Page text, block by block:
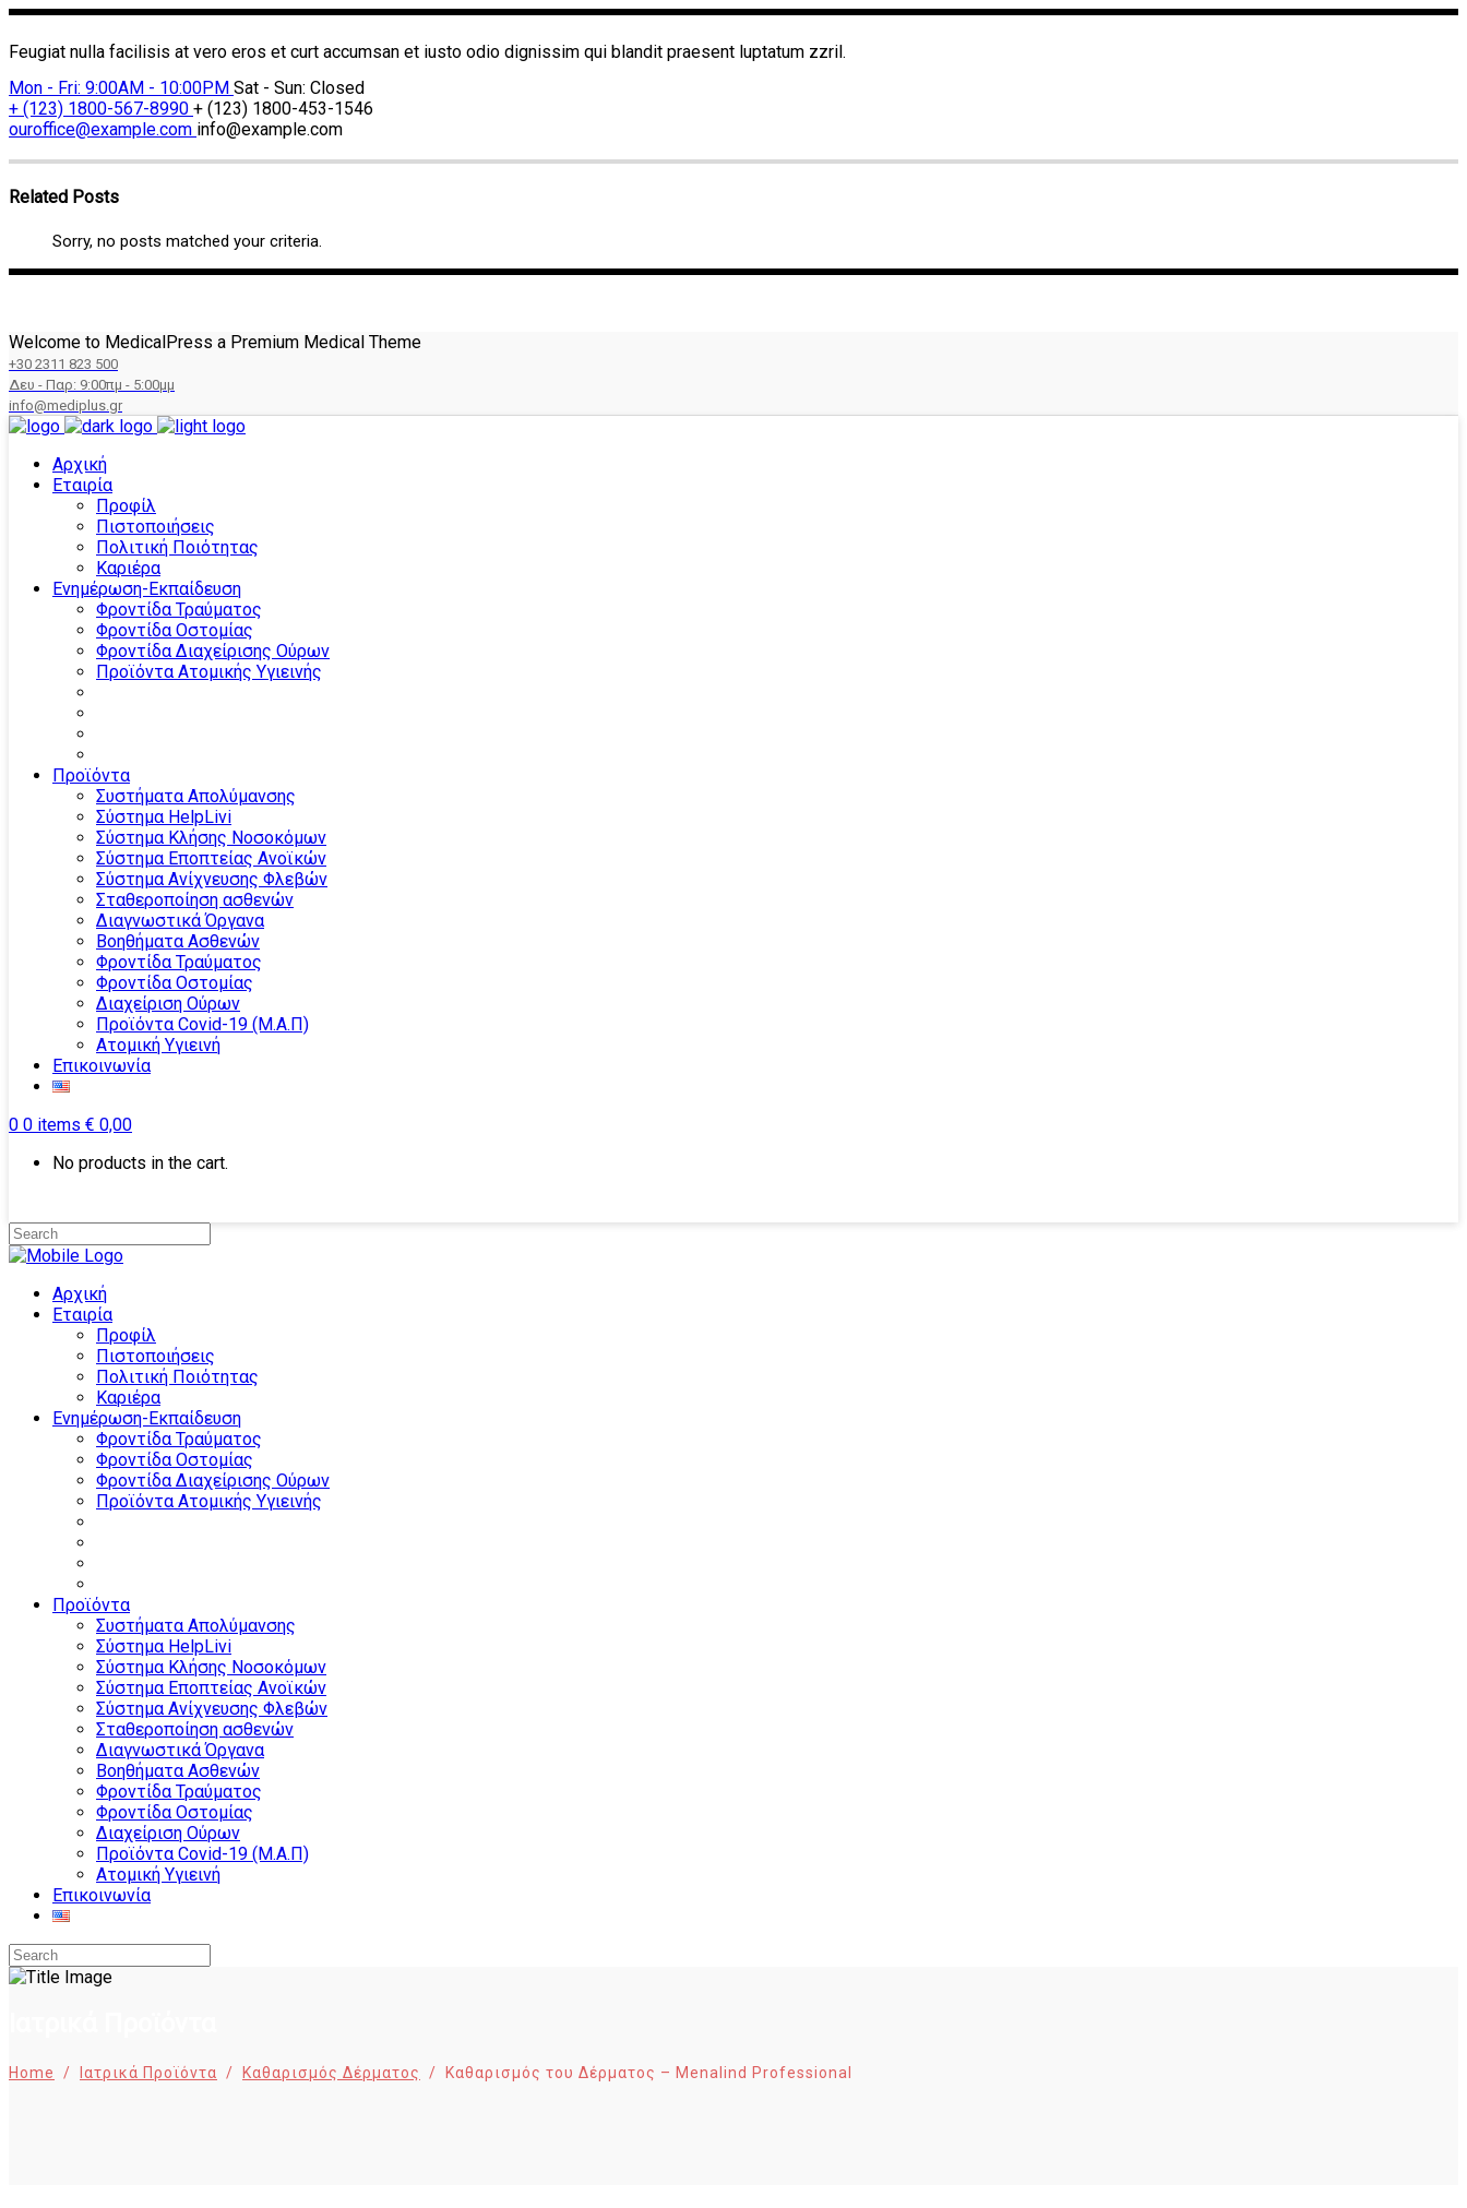
Feugiat nulla facilisis at vero eros et curt accumsan et iusto odio dignissim qui blandit praesent luptatum zzril.
Mon - Fri: 9:00AM - 10:00PM Sat - Sun: Closed
+ (123) 1800-567-8990 + (123) 1800-453-1546
ouroffice@example.com info@example.com
Related Posts
Sorry, no posts matched your criteria.
Welcome to MedicalPress a Premium Medical Theme
+30 2311 823 500
Δευ - Παρ: 9:00πμ - 5:00μμ
info@mediplus.gr
Αρχική
Εταιρία
Προφίλ
Πιστοποιήσεις
Πολιτική Ποιότητας
Καριέρα
Ενημέρωση-Εκπαίδευση
Φροντίδα Τραύματος
Φροντίδα Οστομίας
Φροντίδα Διαχείρισης Ούρων
Προϊόντα Ατομικής Υγιεινής
Προϊόντα
Συστήματα Απολύμανσης
Σύστημα HelpLivi
Σύστημα Κλήσης Νοσοκόμων
Σύστημα Εποπτείας Ανοϊκών
Σύστημα Ανίχνευσης Φλεβών
Σταθεροποίηση ασθενών
Διαγνωστικά Όργανα
Βοηθήματα Ασθενών
Φροντίδα Τραύματος
Φροντίδα Οστομίας
Διαχείριση Ούρων
Προϊόντα Covid-19 (Μ.Α.Π)
Ατομική Υγιεινή
Επικοινωνία
0 0 items € 0,00
No products in the cart.
Αρχική
Εταιρία
Προφίλ
Πιστοποιήσεις
Πολιτική Ποιότητας
Καριέρα
Ενημέρωση-Εκπαίδευση
Φροντίδα Τραύματος
Φροντίδα Οστομίας
Φροντίδα Διαχείρισης Ούρων
Προϊόντα Ατομικής Υγιεινής
Προϊόντα
Συστήματα Απολύμανσης
Σύστημα HelpLivi
Σύστημα Κλήσης Νοσοκόμων
Σύστημα Εποπτείας Ανοϊκών
Σύστημα Ανίχνευσης Φλεβών
Σταθεροποίηση ασθενών
Διαγνωστικά Όργανα
Βοηθήματα Ασθενών
Φροντίδα Τραύματος
Φροντίδα Οστομίας
Διαχείριση Ούρων
Προϊόντα Covid-19 (Μ.Α.Π)
Ατομική Υγιεινή
Επικοινωνία
Home / Ιατρικά Προϊόντα / Καθαρισμός Δέρματος / Καθαρισμός του Δέρματος – Menalind Professional